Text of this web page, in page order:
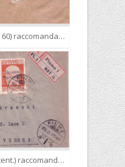
18.2.1921 Lettera (cent. 60) raccomandata (cent. 60) espresso (lire 1,20) per l’Austria, affrancata al retro, nell’esatta tariffa complessiva di 2,40 lire. Inconsueto il timbro di arrivo a Vienna.
31.10.1921 Lettera (40 cent.) raccomandata (40 cent.) espresso (50 cent.) per l'interno nell'esatta tariffa complessiva di 1,30 lire